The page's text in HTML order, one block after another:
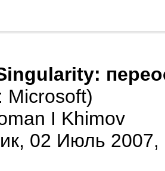
Microsoft)
I Khimov
02 Июль 2007,